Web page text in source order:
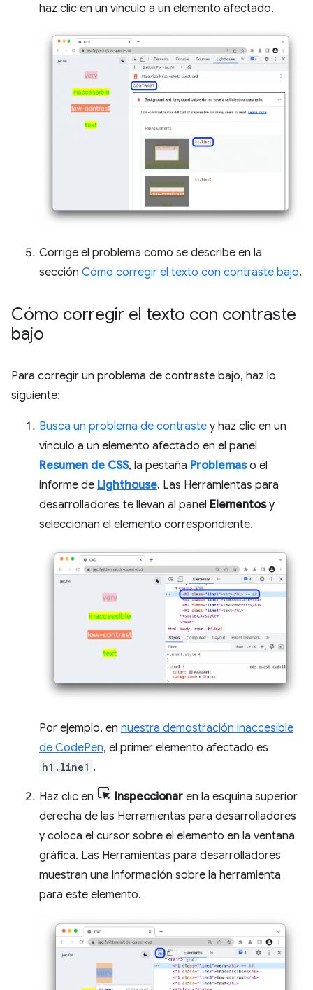
haz clic en un vínculo a un elemento afectado.
Corrige el problema como se describe en la
sección Cómo corregir el texto con contraste bajo.
Cómo corregir el texto con contraste
bajo
Para corregir un problema de contraste bajo, haz lo
siguiente:
Busca un problema de contraste y haz clic en un
vínculo a un elemento afectado en el panel
Resumen de CSS, la pestaña Problemaso el
informe de Lighthouse. Las Herramientas para
desarrolladores te llevan al panel Elementosy
seleccionan el elemento correspondiente.
Por ejemplo, en nuestra demostración inaccesible
de CodePen, el primer elemento afectado es
h1.line1 .
Haz clic en Inspeccionar en la esquina superior
derecha de las Herramientas para desarrolladores
y coloca el cursor sobre el elemento en la ventana
gráfica. Las Herramientas para desarrolladores
muestran una información sobre la herramienta
para este elemento.